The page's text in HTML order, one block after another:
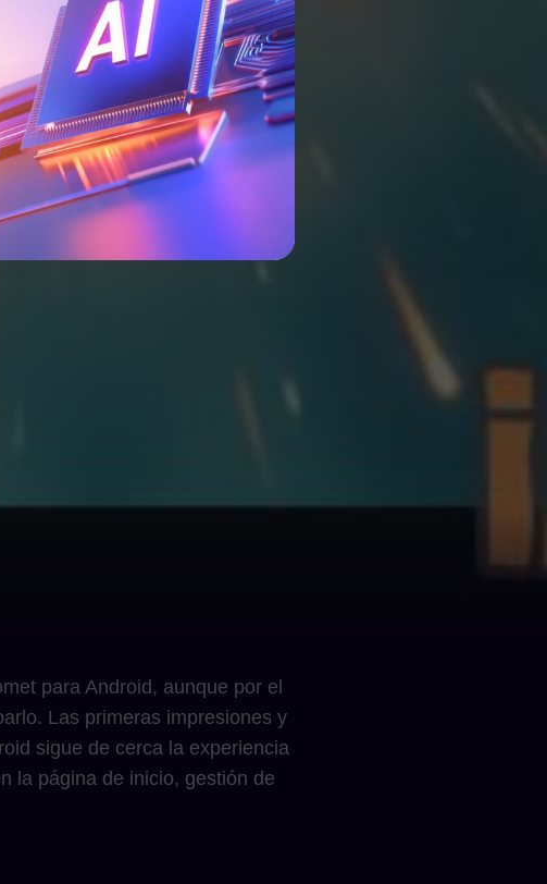
para Android, aunque por el
Las primeras impresiones y
sigue de cerca la experiencia
la página de inicio, gestión de